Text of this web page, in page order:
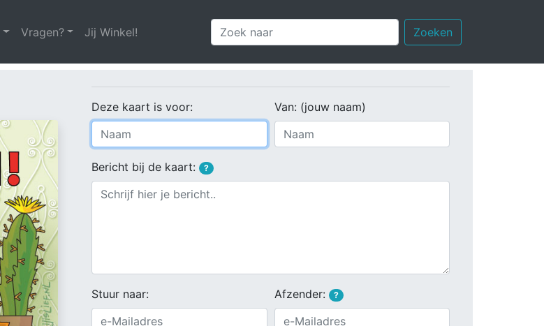
Vragen? Jij Winkel! Zoeken
Deze kaart is voor: Van: (jouw naam)
Bericht bij de kaart: ?
Stuur naar: Afzender: ?